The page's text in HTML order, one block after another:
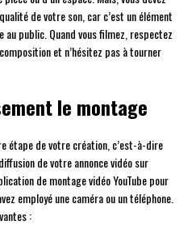
de votre son, car c’est un élément
public. Quand vous filmez, respectez
et n’hésitez pas à tourner
le montage
étape de votre création, c’est-à-dire
de votre annonce vidéo sur
de montage vidéo YouTube pour
employé une caméra ou un téléphone.
: